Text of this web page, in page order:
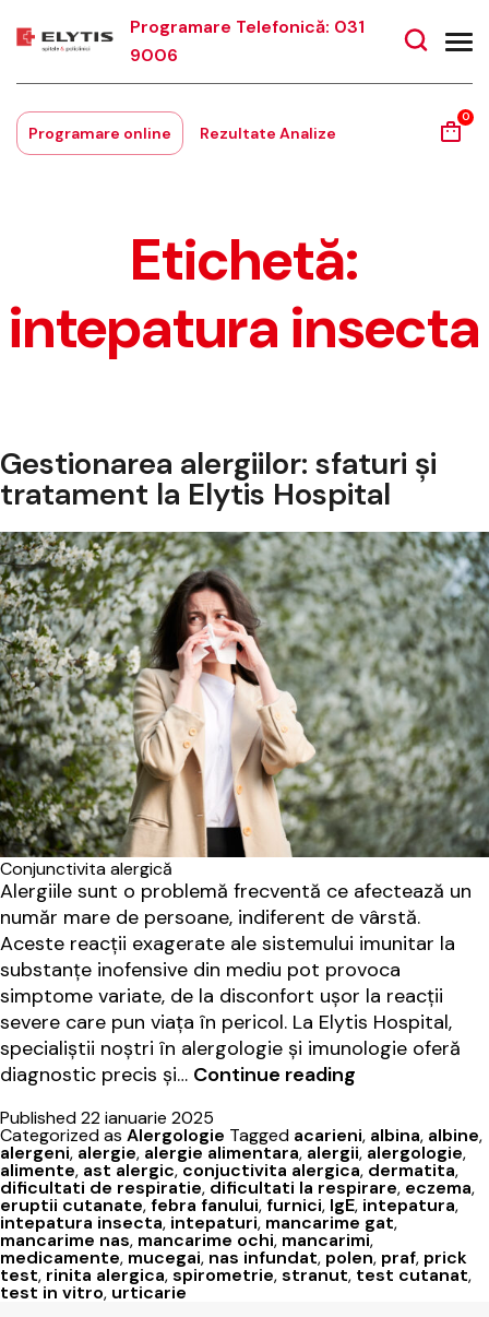
Programare Telefonică: 031
9006
Programare online Rezultate Analize
0
Etichetă:
intepatura insecta
Gestionarea alergiilor: sfaturi și
tratament la Elytis Hospital
Conjunctivita alergică
Alergiile sunt o problemă frecventă ce afectează un
număr mare de persoane, indiferent de vârstă.
Aceste reacții exagerate ale sistemului imunitar la
substanțe inofensive din mediu pot provoca
simptome variate, de la disconfort ușor la reacții
severe care pun viața în pericol. La Elytis Hospital,
specialiștii noștri în alergologie și imunologie oferă
diagnostic precis și… Continue reading
sfaturi
și
tratament
la
Elytis
Hospital
Published22 ianuarie 2025
Categorized as Alergologie Tagged acarieni, albina, albine,
alergeni, alergie, alergie alimentara, alergii, alergologie,
alimente, ast alergic, conjuctivita alergica, dermatita,
dificultati de respiratie, dificultati la respirare, eczema,
eruptii cutanate,febra fanului,furnici, IgE, intepatura,
intepatura insecta, intepaturi, mancarime gat,
mancarime nas, mancarime ochi, mancarimi,
medicamente, mucegai, nas infundat, polen, praf, prick
test, rinita alergica,spirometrie,stranut, test cutanat,
test in vitro, urticarie